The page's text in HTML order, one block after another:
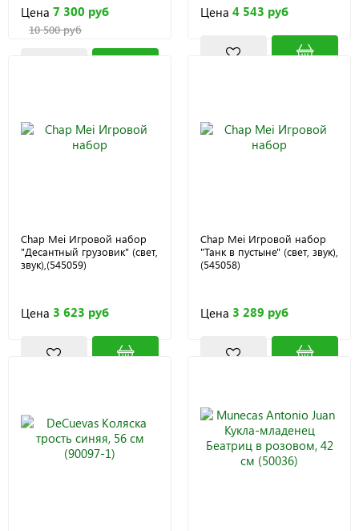
Цена 7 300 руб
10 500 руб
Цена 4 543 руб
Chap Mei Игровой набор
"Десантный грузовик" (свет,
звук),(545059)
Цена 3 623 руб
Chap Mei Игровой набор
"Танк в пустыне" (свет, звук),
(545058)
Цена 3 289 руб